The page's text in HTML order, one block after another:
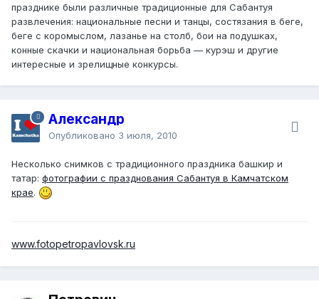
празднике были различные традиционные для Сабантуя
развлечения: национальные песни и танцы, состязания в беге,
беге с коромыслом, лазанье на столб, бои на подушках,
конные скачки и национальная борьба — курэш и другие
интересные и зрелищные конкурсы.
Александр
Опубликовано 3 июля, 2010
Несколько снимков с традиционного праздника башкир и
татар: фотографии с празднования Сабантуя в Камчатском
крае.
www.fotopetropavlovsk.ru